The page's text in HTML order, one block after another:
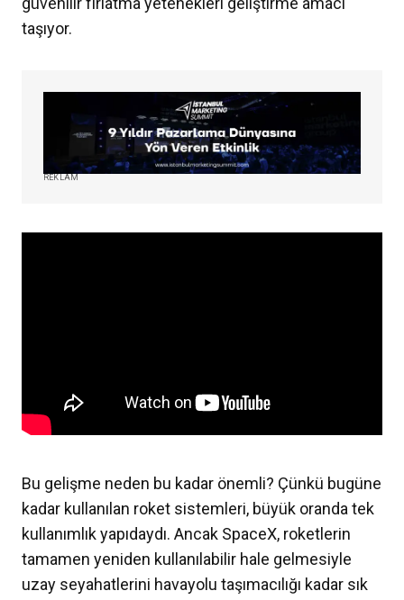
taşıyor.
REKLAM
Bu gelişme neden bu kadar önemli? Çünkü bugüne
kadar kullanılan roket sistemleri, büyük oranda tek
kullanımlık yapıdaydı. Ancak SpaceX, roketlerin
tamamen yeniden kullanılabilir hale gelmesiyle
uzay seyahatlerini havayolu taşımacılığı kadar sık